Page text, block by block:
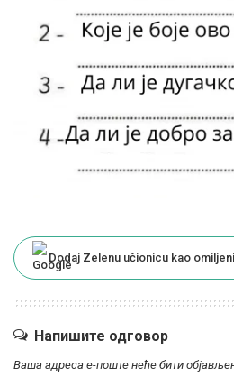
Dodaj Zelenu učionicu kao
Напишите одговор
Ваша адреса е-поште неће бити